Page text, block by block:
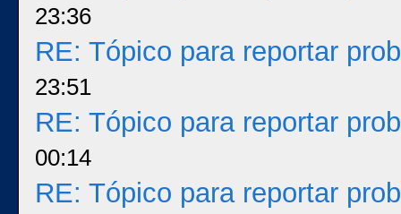
23:36
RE: Tópico para reportar
23:51
RE: Tópico para reportar
00:14
RE: Tópico para reportar